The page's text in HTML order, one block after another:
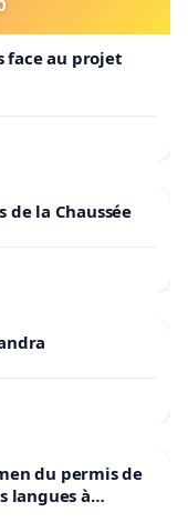
face au projet
la Chaussée
du permis de
langues à